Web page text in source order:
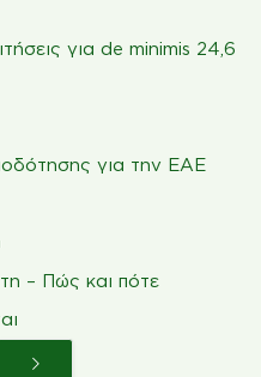
για de minimis 24,6
για την ΕΑΕ
– Πώς και πότε